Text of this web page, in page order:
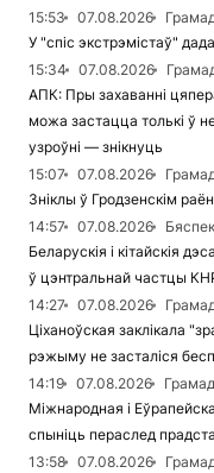
15:53
07.08.2026
У "спіс экстрэмістаў"
15:34
07.08.2026
АПК: Пры захаванні
можа застацца толькі ў
узроўні — знікнуць
15:07
07.08.2026
Зніклы ў Гродзенскім
14:57
07.08.2026
Беларускія і кітайскія
ў цэнтральнай частцы
14:27
07.08.2026
Ціханоўская заклікала
рэжыму не засталіся
14:19
07.08.2026
Міжнародная і
спыніць пераслед
13:58
07.08.2026